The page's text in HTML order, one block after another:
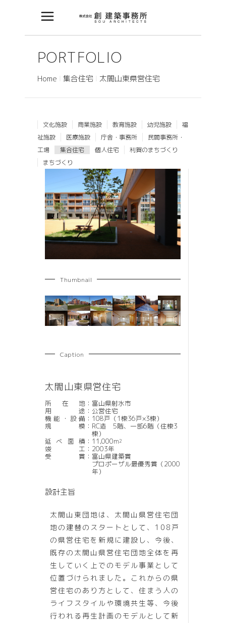
PORTFOLIO
Home 集合住宅 太閤山東県営住宅
文化施設 商業施設 教育施設 幼児施設
福
祉施設
医療施設 庁舎・事務所
民間事務所・
工場
集合住宅 個人住宅
利賀のまちづくり
まちづくり
Thumbnail
Caption
太閤山東県営住宅
所在地 ： 富山県射水市
用途 ： 公営住宅
機能・設備 ： 108戸（1棟36戸×3棟）
規模 ： RC造 5階、一部6階（住棟3
棟）
延べ面積 ： 11,000m2
竣工 ： 2003年
受賞 ： 富山県建築賞
プロポーザル最優秀賞（2000
年）
設計主旨
太閤山東団地は、太閤山県営住宅団
地の建替のスタートとして、108戸
の県営住宅を新規に建設し、今後、
既存の太閤山県営住宅団地全体を再
生していく上でのモデル事業として
位置づけられました。これからの県
営住宅のあり方として、住まう人の
ライフスタイルや環境共生等、今後
行われる再生計画のモデルとして新